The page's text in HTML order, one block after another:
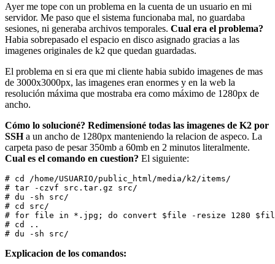
Ayer me tope con un problema en la cuenta de un usuario en mi
servidor. Me paso que el sistema funcionaba mal, no guardaba
sesiones, ni generaba archivos temporales. Cual era el problema?
Habia sobrepasado el espacio en disco asignado gracias a las
imagenes originales de k2 que quedan guardadas.
El problema en si era que mi cliente habia subido imagenes de mas
de 3000x3000px, las imagenes eran enormes y en la web la
resolución máxima que mostraba era como máximo de 1280px de
ancho.
Cómo lo solucioné? Redimensioné todas las imagenes de K2 por
SSHa un ancho de 1280px manteniendo la relacion de aspeco. La
carpeta paso de pesar 350mb a 60mb en 2 minutos literalmente.
Cual es el comando en cuestion? El siguiente:
# cd /home/USUARIO/public_html/media/k2/items/
# tar -czvf src.tar.gz src/
# du -sh src/
# cd src/
# for file in *.jpg; do convert $file -resize 1280
# cd ..
Explicacion de los comandos: